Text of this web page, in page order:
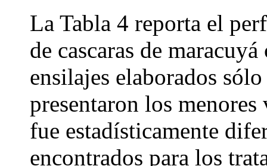
La Tabla 4 reporta el
de cascaras de
ensilajes elaborados
presentaron los
fue estadísticamente
encontrados para los